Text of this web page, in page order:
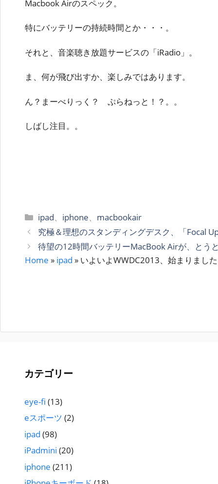
Macbook Airのスペック。
特にバッテリーの持続時間とか・・・。
それと、音楽聴き放題サービスの「iRadio」。
ま、何が飛び出すか、楽しみではあります。
ん？まーべりっく？ ぷらねっと！？。。
しばし注目。。
カ
テ
ゴ
リ
ー
ipad、 iphone、 macbookair
究極＆理想のスタンディングデスク、「Focal
待望の12時間バッテリーMacBook Airが、とう
Home » ipad » いよいよWWDC2013、始まりまし
カテゴリー
eye-fi (13)
eスポーツ (2)
ipad (98)
iPadmini (20)
iphone (211)